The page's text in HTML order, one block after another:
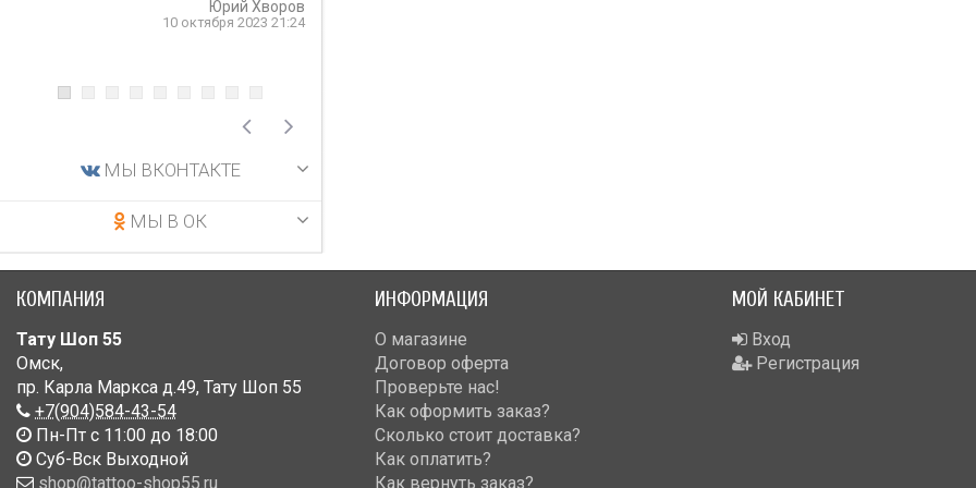
Юрий Хворов
10 октября 2023 21:24
МЫ ВКОНТАКТЕ
МЫ В ОК
КОМПАНИЯ
Тату Шоп 55
Омск,
пр. Карла Маркса д.49, Тату Шоп 55
+7(904)584-43-54
Пн-Пт с 11:00 до 18:00
Cуб-Вск Выходной
shop@tattoo-shop55.ru
ИНФОРМАЦИЯ
О магазине
Договор оферта
Проверьте нас!
Как оформить заказ?
Сколько стоит доставка?
Как оплатить?
Как вернуть заказ?
МОЙ КАБИНЕТ
Вход
Регистрация